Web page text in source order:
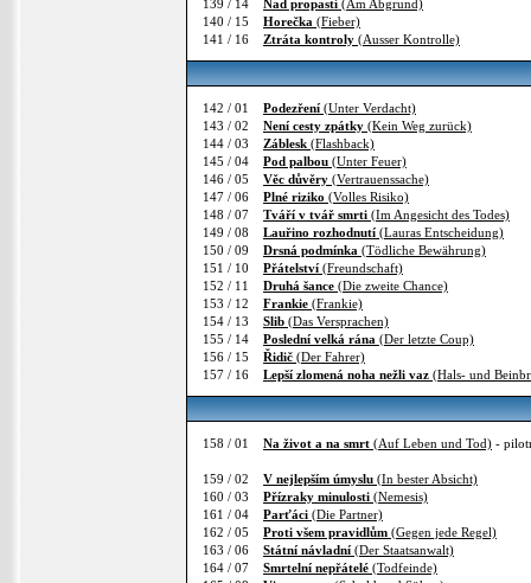
139 / 14
Nad propastí (Am Abgrund)
140 / 15
Horečka (Fieber)
141 / 16
Ztráta kontroly (Ausser Kontrolle)
142 / 01 Podezření (Unter Verdacht)
143 / 02
Není cesty zpátky (Kein Weg zurück)
144 / 03
Záblesk (Flashback)
145 / 04
Pod palbou (Unter Feuer)
146 / 05
Věc důvěry (Vertrauenssache)
147 / 06
Plné riziko (Volles Risiko)
148 / 07
Tváří v tvář smrti (Im Angesicht des Todes)
149 / 08
Lauřino rozhodnutí (Lauras Entscheidung)
150 / 09
Drsná podmínka (Tödliche Bewährung)
151 / 10
Přátelství (Freundschaft)
152 / 11
Druhá šance (Die zweite Chance)
153 / 12
Frankie (Frankie)
154 / 13
Slib (Das Versprachen)
155 / 14
Poslední velká rána (Der letzte Coup)
156 / 15
Řidič (Der Fahrer)
157 / 16
Lepší zlomená noha nežli vaz (Hals- und
158 / 01 Na život a na smrt (Auf Leben und Tod) -
159 / 02 V nejlepším úmyslu (In bester Absicht)
160 / 03
Přízraky minulosti (Nemesis)
161 / 04
Parťáci (Die Partner)
162 / 05
Proti všem pravidlům (Gegen jede Regel)
163 / 06
Státní návladní (Der Staatsanwalt)
164 / 07
Smrtelní nepřátelé (Todfeinde)